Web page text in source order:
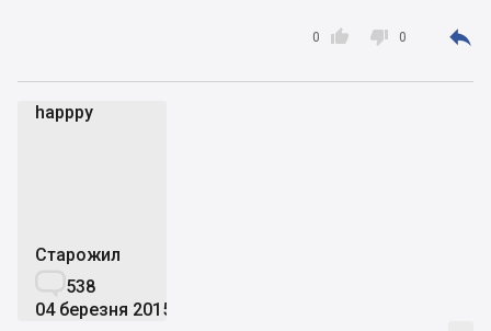

0  0 
happpy
Старожил
538
04 березня 2015